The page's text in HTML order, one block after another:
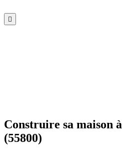
Construire sa maison à
(55800)